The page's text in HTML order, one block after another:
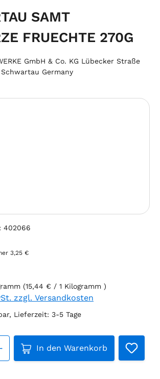
SAMT
FRUECHTE 270G
GmbH & Co. KG Lübecker Straße
Germany
402066
3,25 €
(15,44 € / 1 Kilogramm )
zzgl. Versandkosten
Lieferzeit: 3-5 Tage
Produkt Anzahl: Gib den
In den Warenkorb